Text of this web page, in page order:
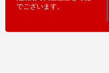
でございます。